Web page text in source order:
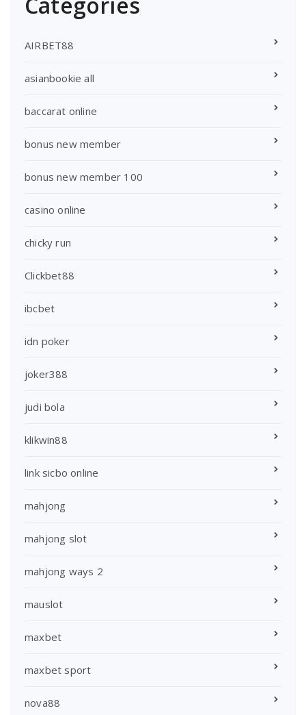
AIRBET88
asianbookie all
baccarat online
bonus new member
bonus new member 100
casino online
chicky run
Clickbet88
ibcbet
idn poker
joker388
judi bola
klikwin88
link sicbo online
mahjong
mahjong slot
mahjong ways 2
mauslot
maxbet
maxbet sport
nova88